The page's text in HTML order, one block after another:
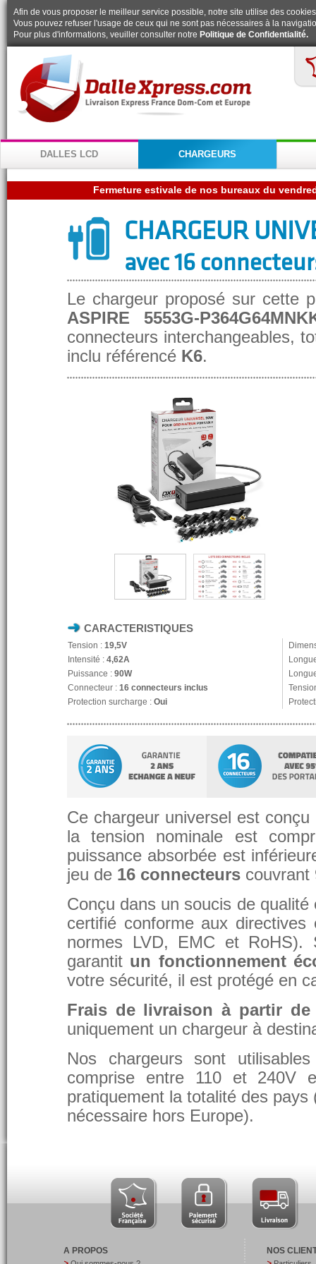
Afin de vous proposer le meilleur service possible, notre site utilise des
Vous pouvez refuser l'usage de ceux qui ne sont pas nécessaires à la
Pour plus d'informations, veuiller consulter notre Politique de Confidentialité.
DALLES LCD CHARGEURS
CHARGEUR
avec 16
Le chargeur proposé sur cette
ASPIRE 5553G-
connecteurs interchangeables,
inclu référencé K6.
CARACTERISTIQUES
Tension : 19,5V
Intensité : 4,62A
Puissance : 90W
Connecteur : 16 connecteurs inclus
Protection surcharge : Oui
Ce chargeur universel est
la tension nominale est
puissance absorbée est
jeu de 16 connecteurs couvrant
Conçu dans un soucis de
certifié conforme aux
normes LVD, EMC et RoHS).
garantit un fonctionnement
votre sécurité, il est protégé en
Frais de livraison à partir de
uniquement un chargeur à
Nos chargeurs sont
comprise entre 110 et 240V
pratiquement la totalité des
nécessaire hors Europe).
A PROPOS NOS